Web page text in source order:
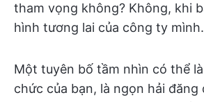
tham vọng không? Không, khi
hình tương lai của công ty mình.
Một tuyên bố tầm nhìn có thể
chức của bạn, là ngọn hải đăng